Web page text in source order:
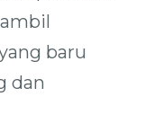
baru
dan